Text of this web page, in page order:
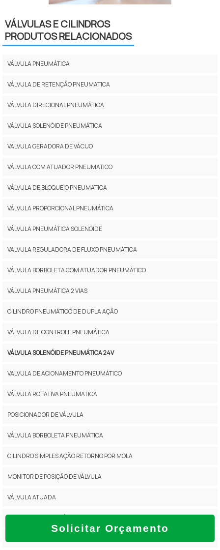
Solicitar Orçamento
VÁLVULAS E CILINDROS
PRODUTOS RELACIONADOS
VÁLVULA PNEUMÁTICA
VÁLVULA DE RETENÇÃO PNEUMATICA
VÁLVULA DIRECIONAL PNEUMÁTICA
VÁLVULA SOLENÓIDE PNEUMÁTICA
VALVULA GERADORA DE VÁCUO
VÁLVULA COM ATUADOR PNEUMATICO
VÁLVULA DE BLOQUEIO PNEUMATICA
VÁLVULA PROPORCIONAL PNEUMÁTICA
VÁLVULA PNEUMÁTICA SOLENÓIDE
VALVULA REGULADORA DE FLUXO PNEUMÁTICA
VÁLVULA BORBOLETA COM ATUADOR PNEUMÁTICO
VÁLVULA PNEUMÁTICA 2 VIAS
CILINDRO PNEUMÁTICO DE DUPLA AÇÃO
VÁLVULA DE CONTROLE PNEUMÁTICA
VÁLVULA SOLENÓIDE PNEUMÁTICA 24V
VALVULA DE ACIONAMENTO PNEUMÁTICO
VÁLVULA ROTATIVA PNEUMATICA
POSICIONADOR DE VÁLVULA
VÁLVULA BORBOLETA PNEUMÁTICA
CILINDRO SIMPLES AÇÃO RETORNO POR MOLA
MONITOR DE POSIÇÃO DE VÁLVULA
VÁLVULA ATUADA